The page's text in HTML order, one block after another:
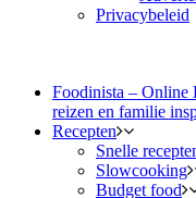
Privacybeleid
Foodinista – Online
reizen en familie
Recepten
Snelle
Slowcooking
Budget food